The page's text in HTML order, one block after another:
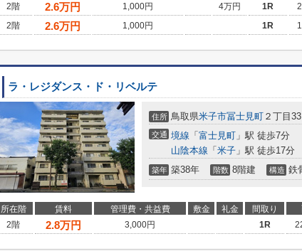
2階
2.6万円 1,000円 4万円 1R
2階
2.6万円 1,000円 1R
ラ・レジダンス・ド・リベルテ
住所 鳥取県米子市冨士見町 ２丁目33
交通 境線 「 富士見町 」駅 徒歩7分
山陰本線 「 米子 」駅 徒歩17分
築年 築38年 階数 8階建 構造 鉄
所在階 賃料 管理費・共益費 敷金 礼金 間取り
2階
2.8万円 3,000円 1R